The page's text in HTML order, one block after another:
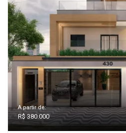
A partir de:
R$ 380.000